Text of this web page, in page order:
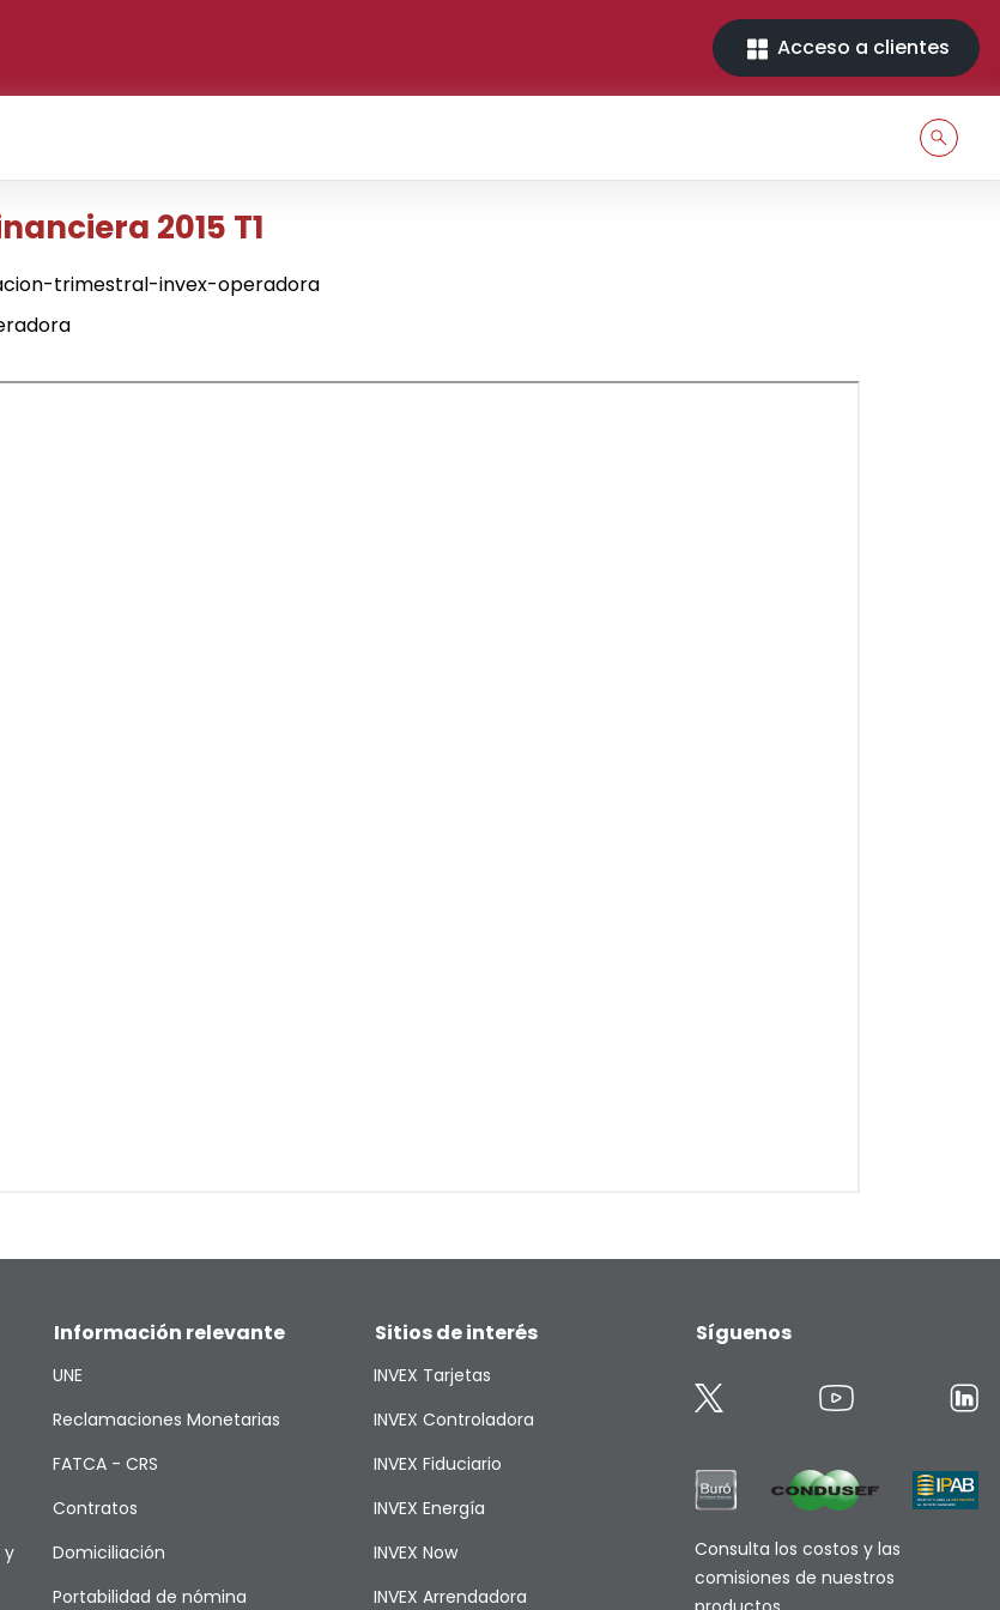
Acceso a clientes
2015 T1
trimestral-invex-operadora
y
Información relevante
UNE
Reclamaciones Monetarias
FATCA - CRS
Contratos
Domiciliación
Portabilidad de nómina
Sitios de interés
INVEX Tarjetas
INVEX Controladora
INVEX Fiduciario
INVEX Energía
INVEX Now
INVEX Arrendadora
Síguenos
Consulta los costos y las
comisiones de nuestros